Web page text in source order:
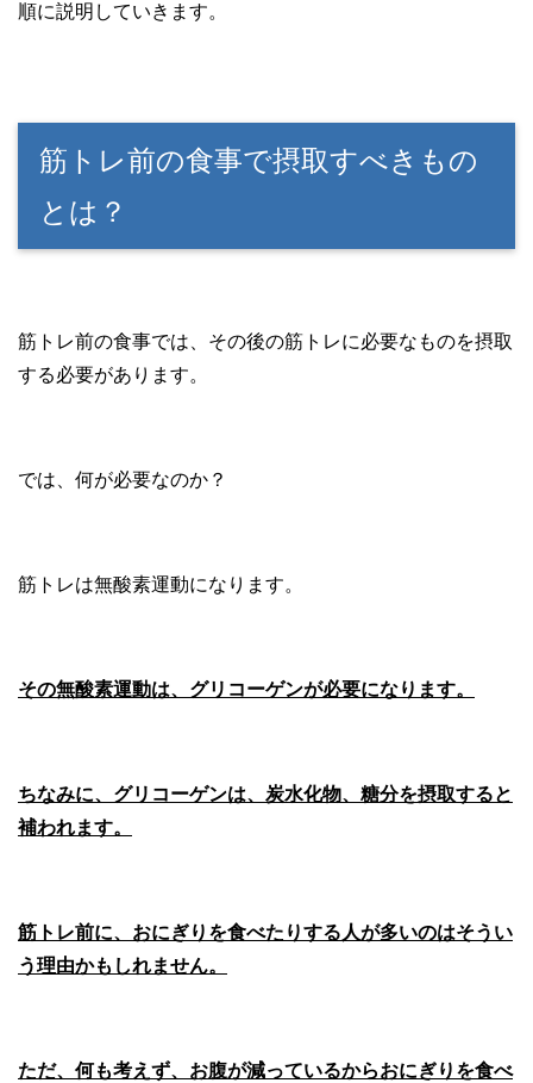
順に説明していきます。
筋トレ前の食事で摂取すべきもの
とは？
筋トレ前の食事では、その後の筋トレに必要なものを摂取
する必要があります。
では、何が必要なのか？
筋トレは無酸素運動になります。
その無酸素運動は、グリコーゲンが必要になります。
ちなみに、グリコーゲンは、炭水化物、糖分を摂取すると
補われます。
筋トレ前に、おにぎりを食べたりする人が多いのはそうい
う理由かもしれません。
ただ、何も考えず、お腹が減っているからおにぎりを食べ